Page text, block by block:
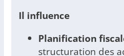
Il influence
Planification
structuration des